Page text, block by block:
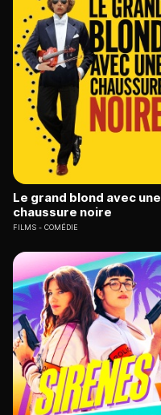
Le grand blond avec une
chaussure noire
FILMS COMÉDIE